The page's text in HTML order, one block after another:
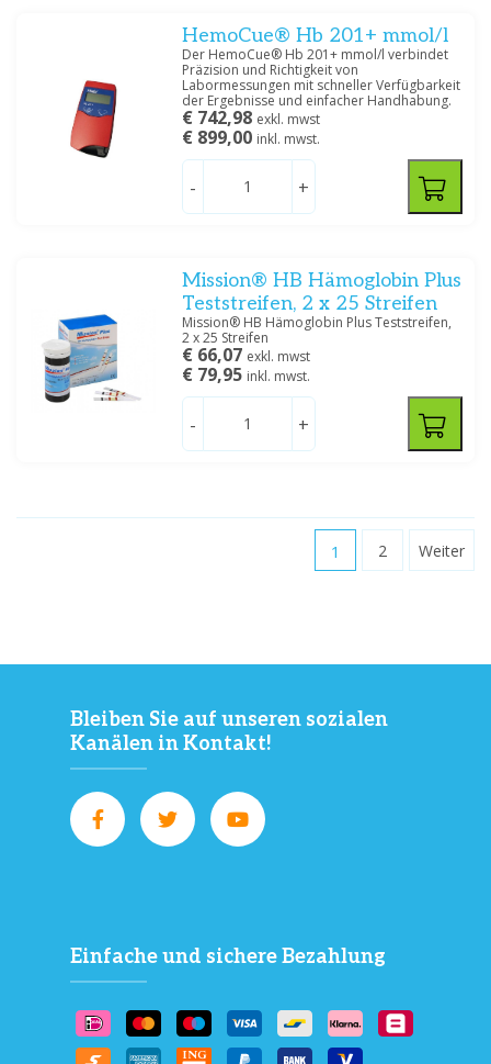
HemoCue® Hb 201+ mmol/l
Der HemoCue® Hb 201+ mmol/l verbindet
Präzision und Richtigkeit von
Labormessungen mit schneller Verfügbarkeit
der Ergebnisse und einfacher Handhabung.
€ 742,98 exkl. mwst
€ 899,00 inkl. mwst.
- +
Mission® HB Hämoglobin Plus
Teststreifen, 2 x 25 Streifen
Mission® HB Hämoglobin Plus Teststreifen,
2 x 25 Streifen
€ 66,07 exkl. mwst
€ 79,95 inkl. mwst.
- +
1 2 Weiter
Bleiben Sie auf unseren sozialen
Kanälen in Kontakt!
Einfache und sichere Bezahlung